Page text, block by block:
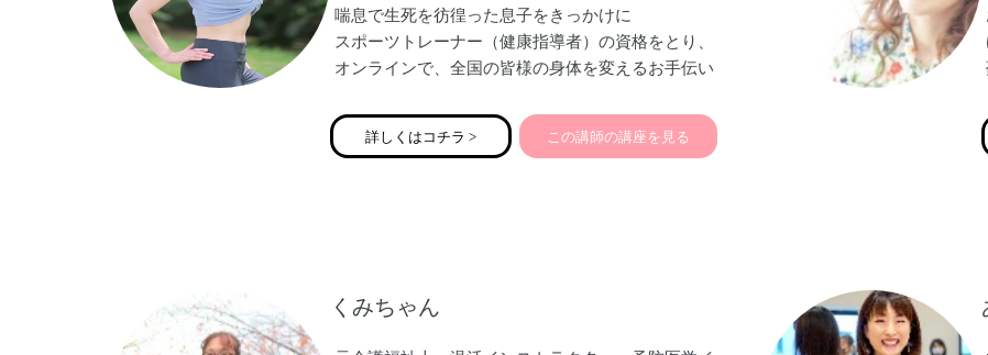
喘息で生死を彷徨った息子をきっかけに
スポーツトレーナー（健康指導者）の資格をとり、
オンラインで、全国の皆様の身体を変えるお手伝い
痩せて、くびれができた！
尿もれがなくなった！
詳しくはコチラ > この講師の講座を見る
くみちゃん